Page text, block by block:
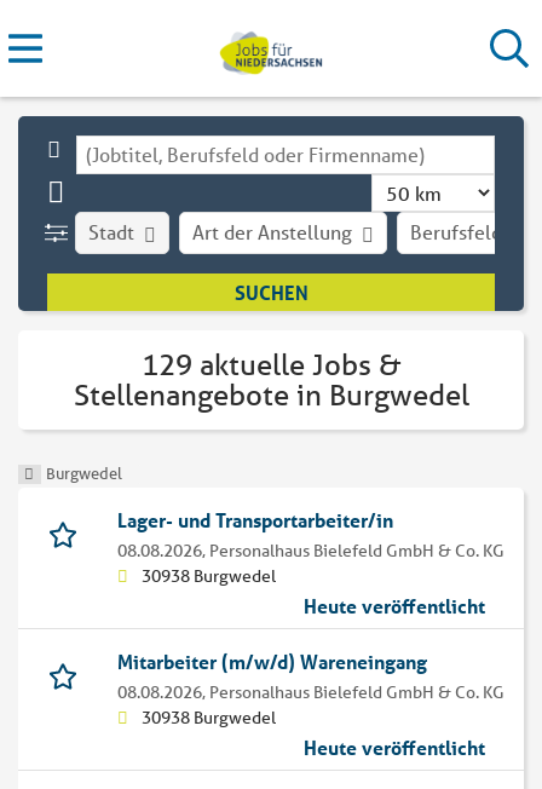
Stadt Art der Anstellung Berufsfeld
129 aktuelle Jobs &
Stellenangebote in Burgwedel
Burgwedel
Lager- und Transportarbeiter/in
08.08.2026, Personalhaus Bielefeld GmbH & Co. KG
30938 Burgwedel
Heute veröffentlicht
Mitarbeiter (m/w/d) Wareneingang
08.08.2026, Personalhaus Bielefeld GmbH & Co. KG
30938 Burgwedel
Heute veröffentlicht